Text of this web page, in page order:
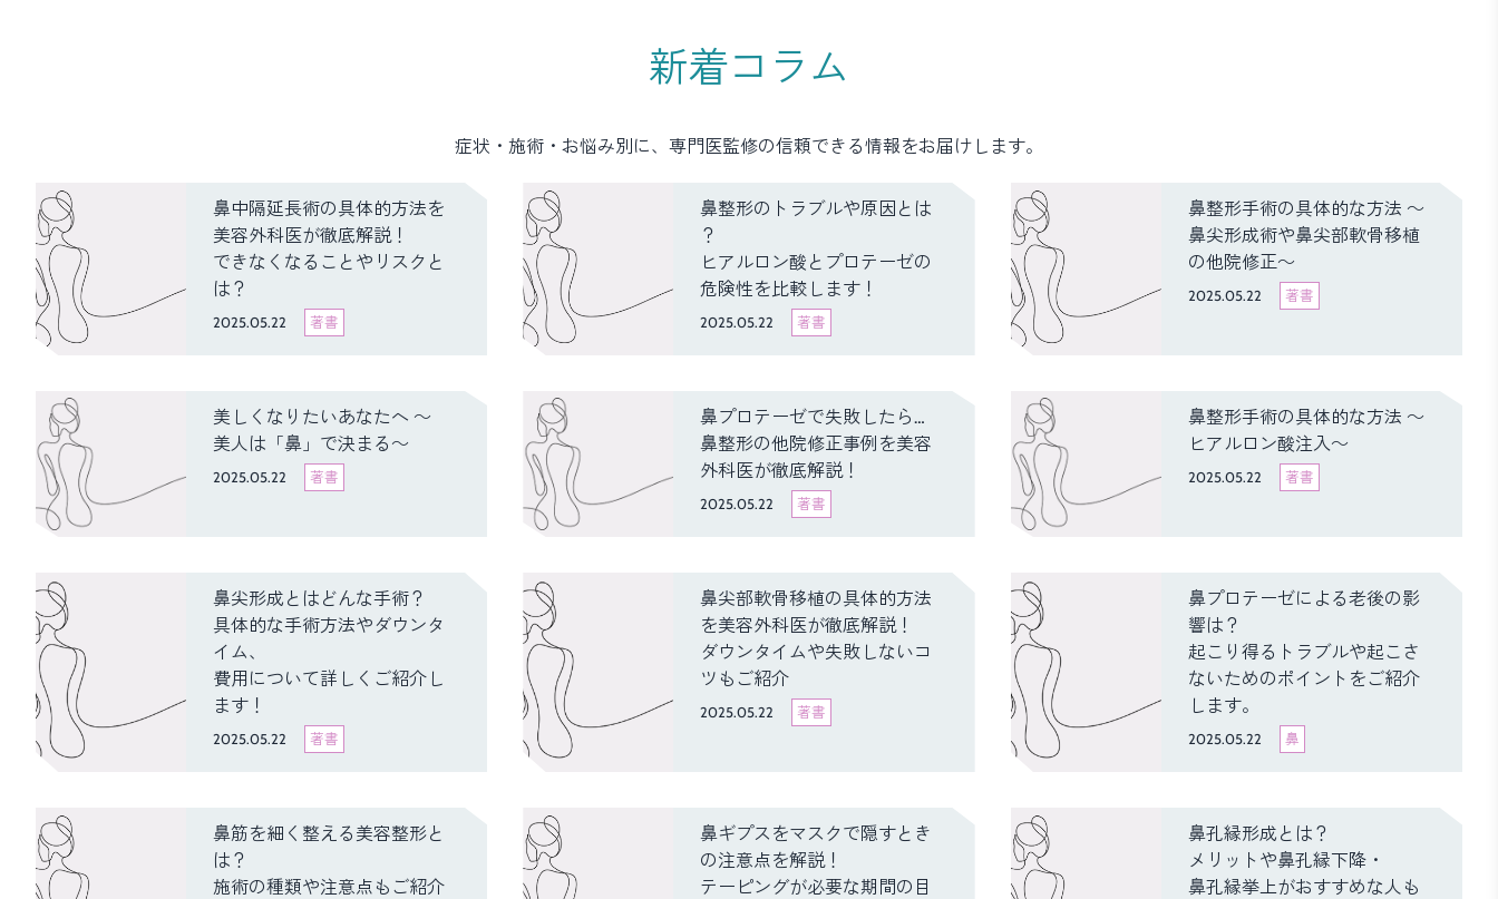
新着コラム
症状・施術・お悩み別に、専門医監修の信頼できる情報をお届けします。
鼻中隔延長術の具体的方法を
美容外科医が徹底解説！
できなくなることやリスクと
は？
2025.05.22 著書
鼻整形のトラブルや原因とは
？
ヒアルロン酸とプロテーゼの
危険性を比較します！
2025.05.22 著書
鼻整形手術の具体的な方法 ～
鼻尖形成術や鼻尖部軟骨移植
の他院修正～
2025.05.22 著書
美しくなりたいあなたへ ～
美人は「鼻」で決まる～
2025.05.22 著書
鼻プロテーゼで失敗したら…
鼻整形の他院修正事例を美容
外科医が徹底解説！
2025.05.22 著書
鼻整形手術の具体的な方法 ～
ヒアルロン酸注入～
2025.05.22 著書
鼻尖形成とはどんな手術？
具体的な手術方法やダウンタ
イム、
費用について詳しくご紹介し
ます！
2025.05.22 著書
鼻尖部軟骨移植の具体的方法
を美容外科医が徹底解説！
ダウンタイムや失敗しないコ
ツもご紹介
2025.05.22 著書
鼻プロテーゼによる老後の影
響は？
起こり得るトラブルや起こさ
ないためのポイントをご紹介
します。
2025.05.22 鼻
鼻筋を細く整える美容整形と
は？
施術の種類や注意点もご紹介
鼻ギプスをマスクで隠すとき
の注意点を解説！
テーピングが必要な期間の目
鼻孔縁形成とは？
メリットや鼻孔縁下降・
鼻孔縁挙上がおすすめな人も